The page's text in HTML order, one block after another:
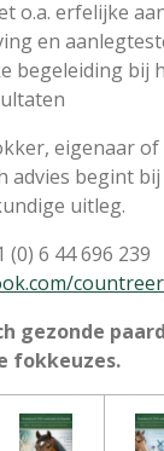
o.a. erfelijke
en
begeleiding bij
eigenaar
advies begint
uitleg.
(0) 6 44 696 239
gezonde
fokkeuzes.